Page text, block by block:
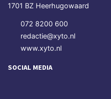
1701 BZ Heerhugowaard
072 8200 600
redactie@xyto.nl
www.xyto.nl
SOCIAL MEDIA